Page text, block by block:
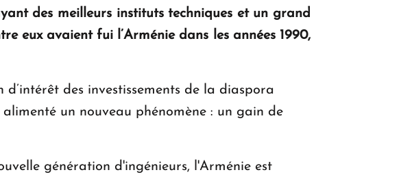
Le premier hôtel Hyatt Regency
d'Arménie ouvrira ses portes à Dilijan
des meilleurs instituts techniques et un grand
eux avaient fui l’Arménie dans les années 1990,
des investissements de la diaspora
un nouveau phénomène : un gain de
génération d'ingénieurs, l'Arménie est